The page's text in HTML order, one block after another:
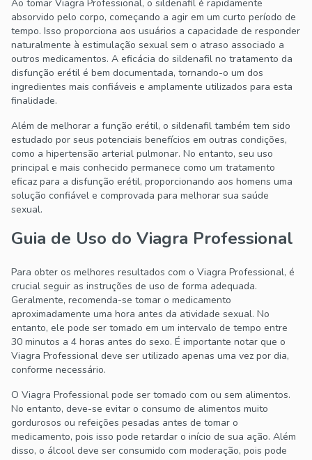
Ao tomar Viagra Professional, o sildenafil é rapidamente
absorvido pelo corpo, começando a agir em um curto período de
tempo. Isso proporciona aos usuários a capacidade de responder
naturalmente à estimulação sexual sem o atraso associado a
outros medicamentos. A eficácia do sildenafil no tratamento da
disfunção erétil é bem documentada, tornando-o um dos
ingredientes mais confiáveis e amplamente utilizados para esta
finalidade.
Além de melhorar a função erétil, o sildenafil também tem sido
estudado por seus potenciais benefícios em outras condições,
como a hipertensão arterial pulmonar. No entanto, seu uso
principal e mais conhecido permanece como um tratamento
eficaz para a disfunção erétil, proporcionando aos homens uma
solução confiável e comprovada para melhorar sua saúde
sexual.
Guia de Uso do Viagra Professional
Para obter os melhores resultados com o Viagra Professional, é
crucial seguir as instruções de uso de forma adequada.
Geralmente, recomenda-se tomar o medicamento
aproximadamente uma hora antes da atividade sexual. No
entanto, ele pode ser tomado em um intervalo de tempo entre
30 minutos a 4 horas antes do sexo. É importante notar que o
Viagra Professional deve ser utilizado apenas uma vez por dia,
conforme necessário.
O Viagra Professional pode ser tomado com ou sem alimentos.
No entanto, deve-se evitar o consumo de alimentos muito
gordurosos ou refeições pesadas antes de tomar o
medicamento, pois isso pode retardar o início de sua ação. Além
disso, o álcool deve ser consumido com moderação, pois pode